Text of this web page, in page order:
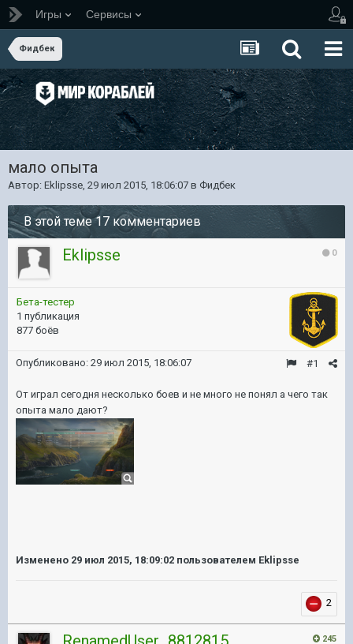
Игры Сервисы
Фидбек
мало опыта
Автор: Eklipsse, 29 июл 2015, 18:06:07 в Фидбек
В этой теме 17 комментариев
0
Eklipsse
Бета-тестер
1 публикация
877 боёв
#1
Опубликовано: 29 июл 2015, 18:06:07
От играл сегодня несколько боев и не много не понял а чего так
опыта мало дают?
Изменено 29 июл 2015, 18:09:02 пользователем Eklipsse
2
245